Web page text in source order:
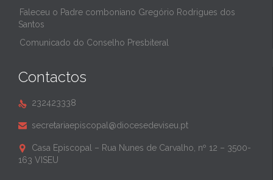
Faleceu o Padre comboniano Gregório Rodrigues dos
Santos
Comunicado do Conselho Presbiteral
Contactos
 232423338
 secretariaepiscopal@diocesedeviseu.pt

Casa Episcopal – Rua Nunes de Carvalho, nº 12 – 3500-
163 VISEU